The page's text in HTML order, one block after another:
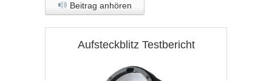
Beitrag anhören
Aufsteckblitz Testbericht